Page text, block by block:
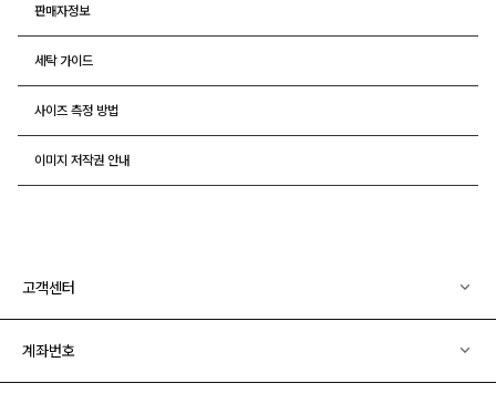
판매자정보
세탁 가이드
사이즈 측정 방법
이미지 저작권 안내
고객센터
계좌번호